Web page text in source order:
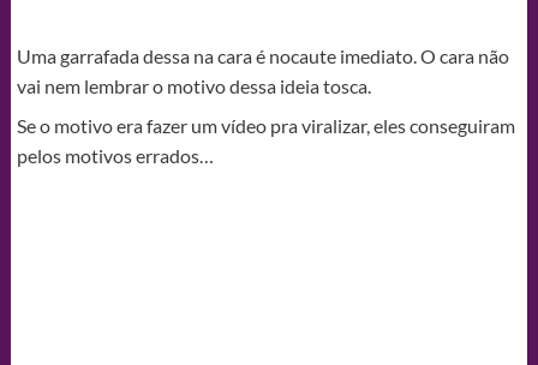
Uma garrafada dessa na cara é nocaute imediato. O cara não
vai nem lembrar o motivo dessa ideia tosca.
Se o motivo era fazer um vídeo pra viralizar, eles conseguiram
pelos motivos errados…